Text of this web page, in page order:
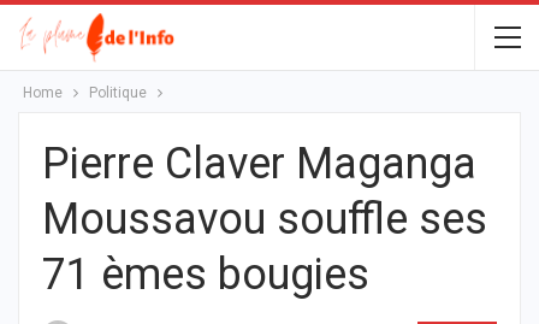
Home Politique
Pierre Claver Maganga
Moussavou souffle ses
71 èmes bougies